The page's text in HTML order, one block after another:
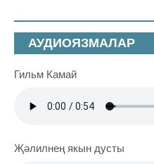
АУДИОЯЗМАЛАР
Гильм Камай
Җәлилнең якын дусты